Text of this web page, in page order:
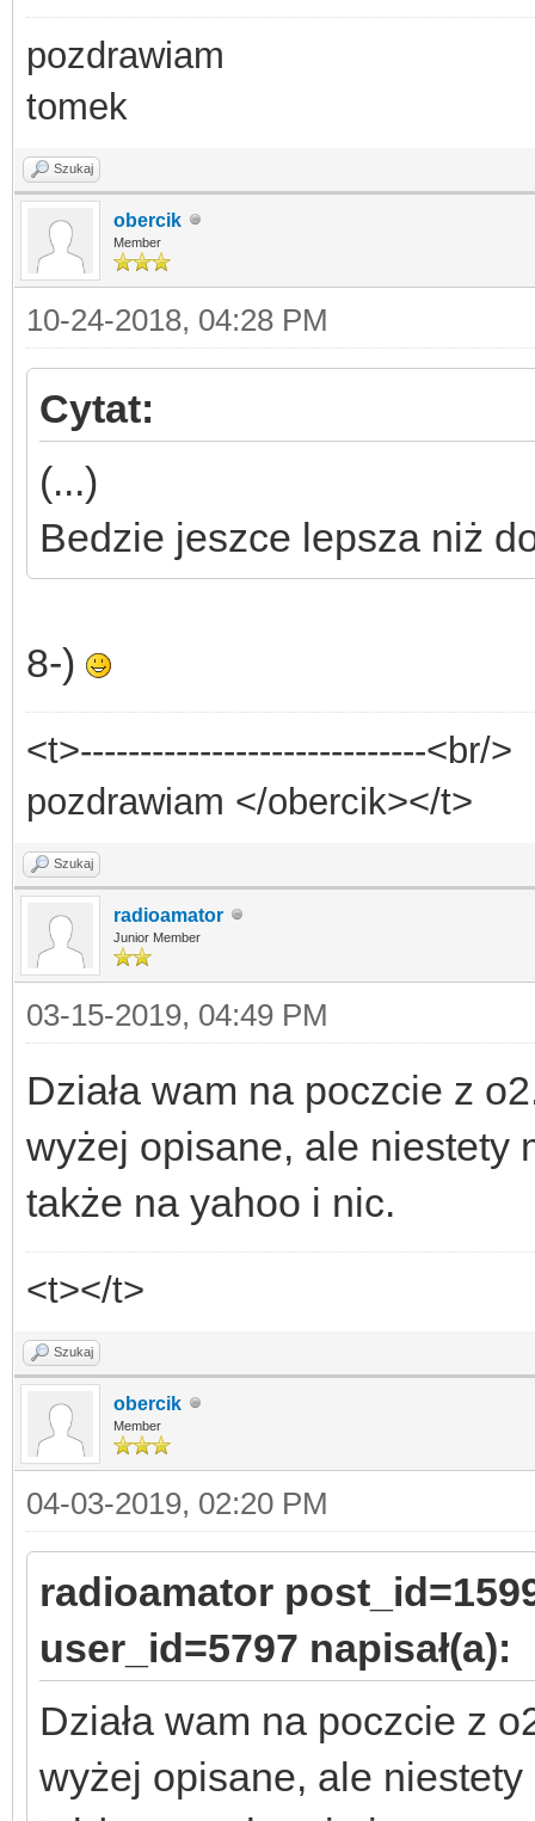
pozdrawiam
tomek
Szukaj
obercik
Member
10-24-2018, 04:28 PM
Cytat:
(...)
Bedzie jeszce lepsza niż
8-)
<t>-----------------------------<br/>
pozdrawiam </obercik></t>
Szukaj
radioamator
Junior Member
03-15-2019, 04:49 PM
Działa wam na poczcie z
wyżej opisane, ale niestety
także na yahoo i nic.
<t></t>
Szukaj
obercik
Member
04-03-2019, 02:20 PM
radioamator
user_id=5797 napisał(a):
Działa wam na poczcie z
wyżej opisane, ale niestety